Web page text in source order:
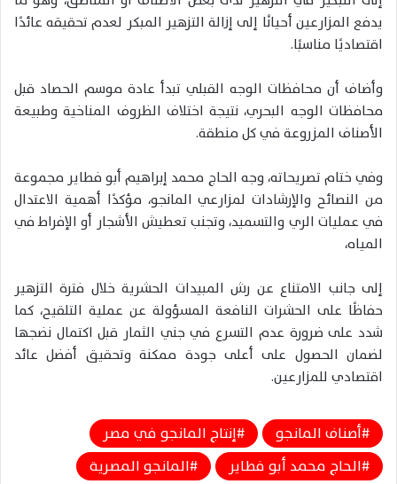
يدفع المزارعين أحيانًا إلى إزالة التزهير المبكر لعدم تحقيقه عائدًا
اقتصاديًا مناسبًا.
وأضاف أن محافظات الوجه القبلي تبدأ عادة موسم الحصاد قبل
محافظات الوجه البحري، نتيجة اختلاف الظروف المناخية وطبيعة
الأصناف المزروعة في كل منطقة.
وفي ختام تصريحاته، وجه الحاج محمد إبراهيم أبو فطاير مجموعة
من النصائح والإرشادات لمزارعي المانجو، مؤكدًا أهمية الاعتدال
في عمليات الري والتسميد، وتجنب تعطيش الأشجار أو الإفراط في
المياه،
إلى جانب الامتناع عن رش المبيدات الحشرية خلال فترة التزهير
حفاظًا على الحشرات النافعة المسؤولة عن عملية التلقيح، كما
شدد على ضرورة عدم التسرع في جني الثمار قبل اكتمال نضجها
لضمان الحصول على أعلى جودة ممكنة وتحقيق أفضل عائد
اقتصادي للمزارعين.
أصناف المانجو
إنتاج المانجو في مصر
الحاج محمد أبو فطاير
المانجو المصرية